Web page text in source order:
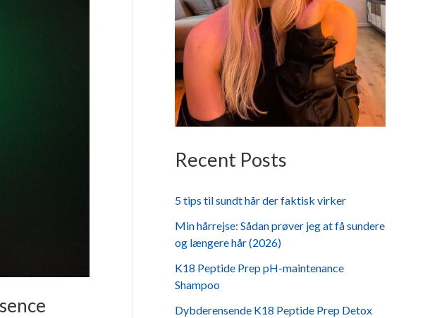
Recent Posts
5 tips til sundt hår der faktisk virker
Min hårrejse: Sådan prøver jeg at få sundere
og længere hår (2026)
K18 Peptide Prep pH-maintenance
Shampoo
Dybderensende K18 Peptide Prep Detox